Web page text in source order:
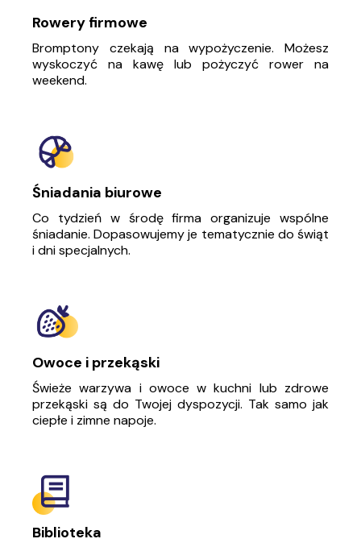
Rowery firmowe
Bromptony czekają na wypożyczenie. Możesz
wyskoczyć na kawę lub pożyczyć rower na
weekend.
Śniadania biurowe
Co tydzień w środę firma organizuje wspólne
śniadanie. Dopasowujemy je tematycznie do świąt
i dni specjalnych.
Owoce i przekąski
Świeże warzywa i owoce w kuchni lub zdrowe
przekąski są do Twojej dyspozycji. Tak samo jak
ciepłe i zimne napoje.
Biblioteka